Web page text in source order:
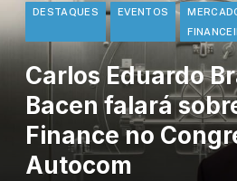
DESTAQUES EVENTOS
Carlos Eduardo
Bacen falará
Finance no
Autocom